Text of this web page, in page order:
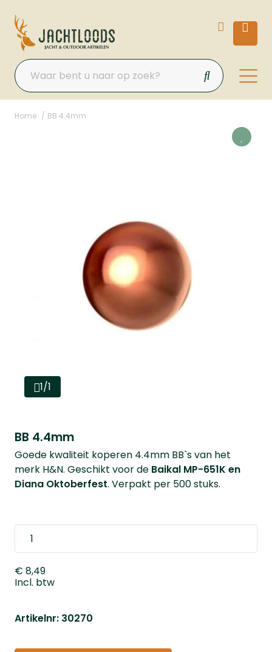
Home BB 4.4mm
1/1
BB 4.4mm
Goede kwaliteit koperen 4.4mm BB`s van het
merk H&N. Geschikt voor de Baikal MP-651K en
Diana Oktoberfest. Verpakt per 500 stuks.
€ 8,49
Incl. btw
Artikelnr: 30270